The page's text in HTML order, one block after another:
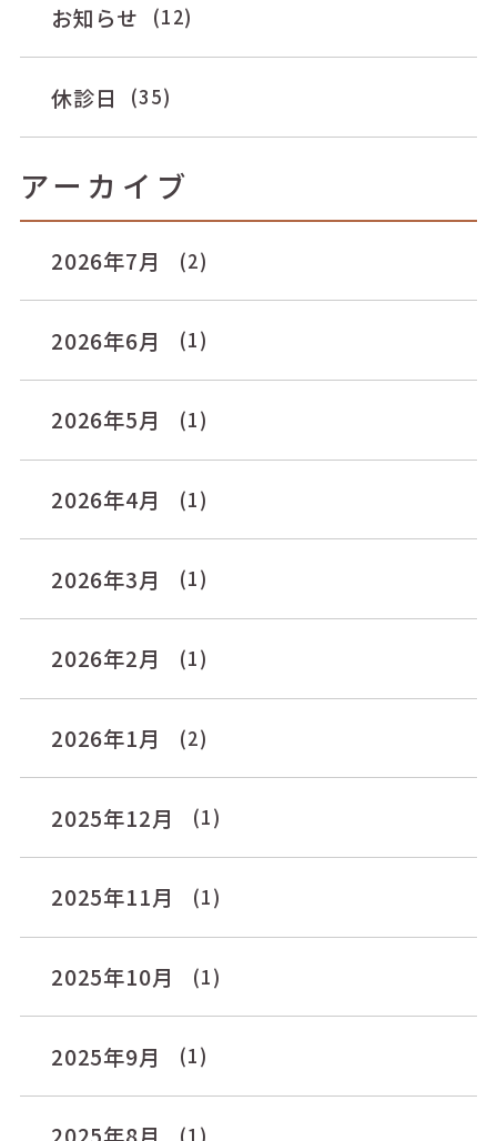
お知らせ (12)
休診日 (35)
アーカイブ
2026年7月 (2)
2026年6月 (1)
2026年5月 (1)
2026年4月 (1)
2026年3月 (1)
2026年2月 (1)
2026年1月 (2)
2025年12月 (1)
2025年11月 (1)
2025年10月 (1)
2025年9月 (1)
(1)